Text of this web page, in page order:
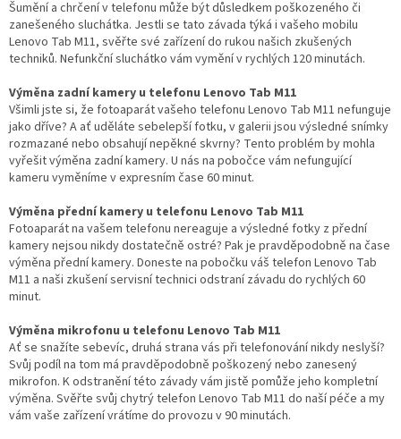
Šumění a chrčení v telefonu může být důsledkem poškozeného či
zanešeného sluchátka. Jestli se tato závada týká i vašeho mobilu
Lenovo Tab M11, svěřte své zařízení do rukou našich zkušených
techniků. Nefunkční sluchátko vám vymění v rychlých 120 minutách.
Výměna zadní kamery u telefonu Lenovo Tab M11
Všimli jste si, že fotoaparát vašeho telefonu Lenovo Tab M11 nefunguje
jako dříve? A ať uděláte sebelepší fotku, v galerii jsou výsledné snímky
rozmazané nebo obsahují nepěkné skvrny? Tento problém by mohla
vyřešit výměna zadní kamery. U nás na pobočce vám nefungující
kameru vyměníme v expresním čase 60 minut.
Výměna přední kamery u telefonu Lenovo Tab M11
Fotoaparát na vašem telefonu nereaguje a výsledné fotky z přední
kamery nejsou nikdy dostatečně ostré? Pak je pravděpodobně na čase
výměna přední kamery. Doneste na pobočku váš telefon Lenovo Tab
M11 a naši zkušení servisní technici odstraní závadu do rychlých 60
minut.
Výměna mikrofonu u telefonu Lenovo Tab M11
Ať se snažíte sebevíc, druhá strana vás při telefonování nikdy neslyší?
Svůj podíl na tom má pravděpodobně poškozený nebo zanesený
mikrofon. K odstranění této závady vám jistě pomůže jeho kompletní
výměna. Svěřte svůj chytrý telefon Lenovo Tab M11 do naší péče a my
vám vaše zařízení vrátíme do provozu v 90 minutách.